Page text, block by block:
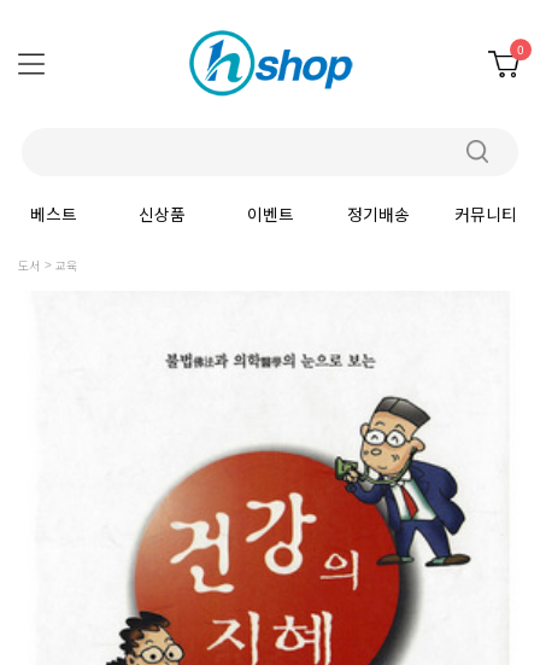
0
베스트 신상품 이벤트 정기배송 커뮤니티
도서 교육